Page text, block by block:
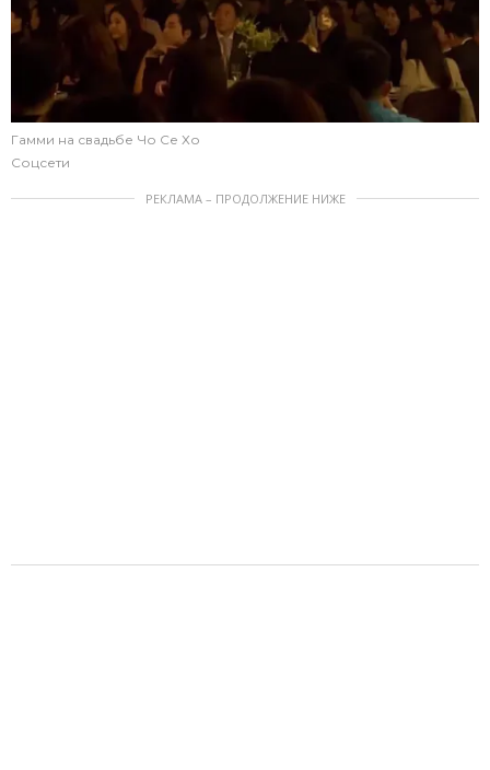
Гамми на свадьбе Чо Се Хо
Соцсети
РЕКЛАМА – ПРОДОЛЖЕНИЕ НИЖЕ